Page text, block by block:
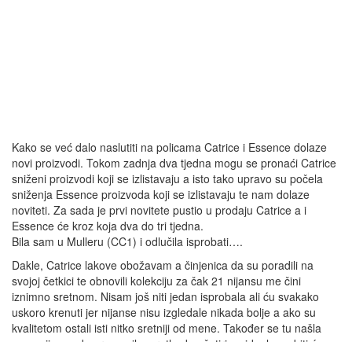
Kako se već dalo naslutiti na policama Catrice i Essence dolaze
novi proizvodi. Tokom zadnja dva tjedna mogu se pronaći Catrice
sniženi proizvodi koji se izlistavaju a isto tako upravo su počela
sniženja Essence proizvoda koji se izlistavaju te nam dolaze
noviteti. Za sada je prvi novitete pustio u prodaju Catrice a i
Essence će kroz koja dva do tri tjedna.
Bila sam u Mulleru (CC1) i odlučila isprobati….
Dakle, Catrice lakove obožavam a činjenica da su poradili na
svojoj četkici te obnovili kolekciju za čak 21 nijansu me čini
iznimno sretnom. Nisam još niti jedan isprobala ali ću svakako
uskoro krenuti jer nijanse nisu izgledale nikada bolje a ako su
kvalitetom ostali isti nitko sretniji od mene. Također se tu našla